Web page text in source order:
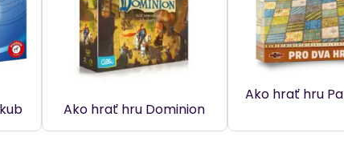
Ako hrať hru Dominion
Ako hrať hru